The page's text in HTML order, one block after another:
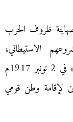
ظروف الحرب
الاستيطاني،
فتمكنوا من الحصول على «وعد بلفور» في 2 نونبر 1917م
وطن قومي